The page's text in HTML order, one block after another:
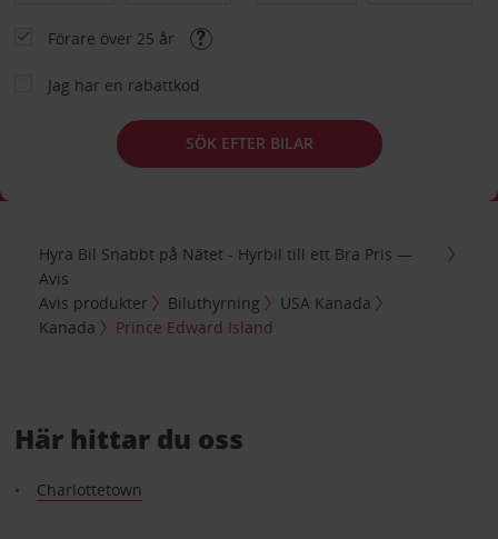
Förare över 25 år
Jag har en rabattkod
SÖK EFTER BILAR
Hyra Bil Snabbt på Nätet - Hyrbil till ett Bra Pris —
Avis
Avis produkter
Biluthyrning
USA Kanada
Kanada
Prince Edward Island
Här hittar du oss
Charlottetown